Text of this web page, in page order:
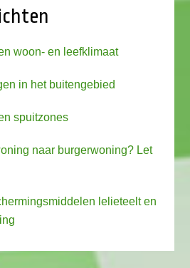
woon- en leefklimaat
in het buitengebied
spuitzones
naar burgerwoning? Let
lelieteelt en